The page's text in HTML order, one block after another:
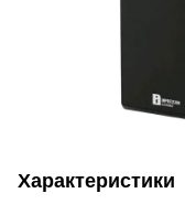
Характеристики